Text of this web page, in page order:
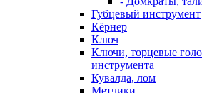
Губцевый инструмент
Кёрнер
Ключ
Ключи, торцевые
инструмента
Кувалда, лом
Метчики